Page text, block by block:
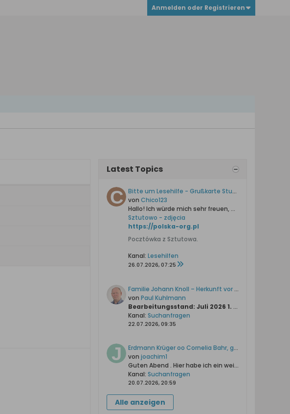
Anmelden oder Registrieren
Latest Topics
Bitte um Lesehilfe - Grußkarte Stutthof
von Chico123
Hallo! Ich würde mich sehr freuen, wenn einer von Euch das Handgeschriebene für mich entziffern könnte.
Sztutowo - zdjęcia
https://polska-org.pl
Pocztówka z Sztutowa.
Kanal: Lesehilfen
26.07.2026, 07:25
Familie Johann Knoll – Herkunft vor der Auswanderung 1766
von Paul Kuhlmann
Bearbeitungsstand: Juli 2026 1. Zusammenfassung
Kanal: Suchanfragen
22.07.2026, 09:35
Erdmann Krüger oo Cornelia Bahr, geb. Gnoyke
von joachim1
Guten Abend . Hier habe ich ein weiteres Problem.
Kanal: Suchanfragen
20.07.2026, 20:59
Alle anzeigen